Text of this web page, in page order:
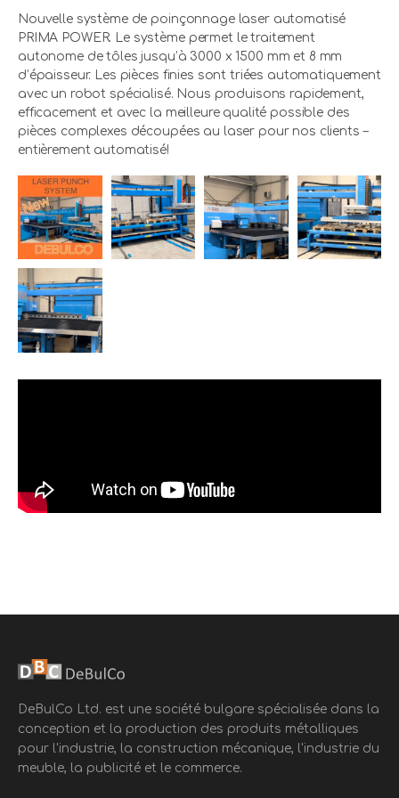
Nouvelle système de poinçonnage laser automatisé
PRIMA POWER. Le système permet le traitement
autonome de tôles jusqu’à 3000 x 1500 mm et 8 mm
d’épaisseur. Les pièces finies sont triées automatiquement
avec un robot spécialisé. Nous produisons rapidement,
efficacement et avec la meilleure qualité possible des
pièces complexes découpées au laser pour nos clients –
entièrement automatisé!
DeBulCo Ltd. est une société bulgare spécialisée dans la
conception et la production des produits métalliques
pour l'industrie, la construction mécanique, l'industrie du
meuble, la publicité et le commerce.